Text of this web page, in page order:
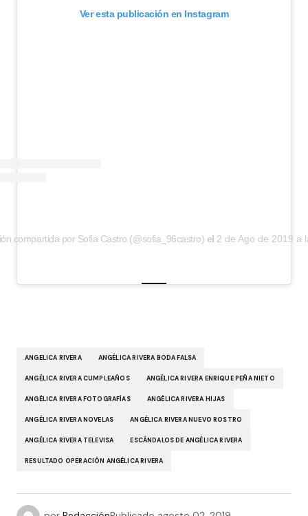
Ver esta publicación en Instagram
compartida por Sofia Castro (@sofia_96castro) el 2 de Ago de 2019 a
ANGELICA RIVERA ANGÉLICA RIVERA BODA FALSA
ANGÉLICA RIVERA CUMPLEAÑOS ANGÉLICA RIVERA ENRIQUE PEÑA NIETO
ANGÉLICA RIVERA FOTOGRAFÍAS ANGÉLICA RIVERA HIJAS
ANGÉLICA RIVERA NOVELAS ANGÉLICA RIVERA NUEVO ROSTRO
ANGÉLICA RIVERA TELEVISA ESCÁNDALOS DE ANGÉLICA RIVERA
RESULTADO OPERACIÓN ANGÉLICA RIVERA